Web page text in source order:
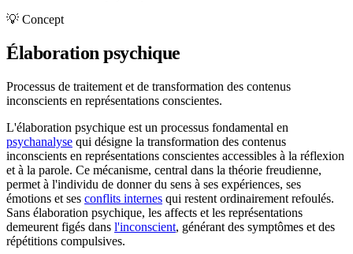
💡 Concept
Élaboration psychique
Processus de traitement et de transformation des contenus
inconscients en représentations conscientes.
L'élaboration psychique est un processus fondamental en
psychanalyse qui désigne la transformation des contenus
inconscients en représentations conscientes accessibles à la réflexion
et à la parole. Ce mécanisme, central dans la théorie freudienne,
permet à l'individu de donner du sens à ses expériences, ses
émotions et ses conflits internes qui restent ordinairement refoulés.
Sans élaboration psychique, les affects et les représentations
demeurent figés dans l'inconscient, générant des symptômes et des
répétitions compulsives.